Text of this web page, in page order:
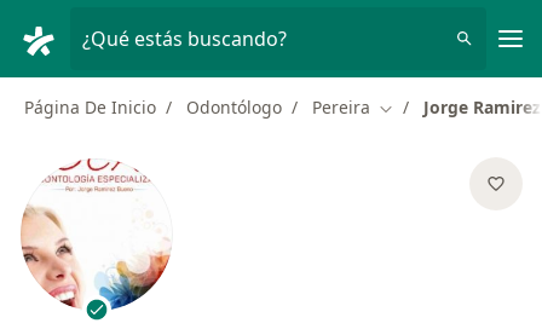
¿Qué estás buscando?
Página De Inicio Odontólogo Pereira Cambiar de ciudad
Jorge